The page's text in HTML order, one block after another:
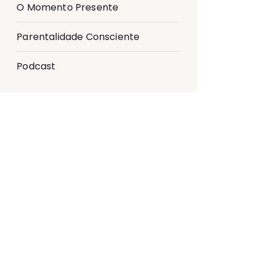
O Momento Presente
Parentalidade Consciente
Podcast